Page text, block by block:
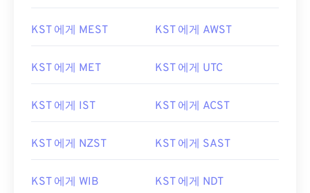
KST 에게 MEST KST 에게 AWST
KST 에게 MET KST 에게 UTC
KST 에게 IST KST 에게 ACST
KST 에게 NZST KST 에게 SAST
KST 에게 WIB KST 에게 NDT